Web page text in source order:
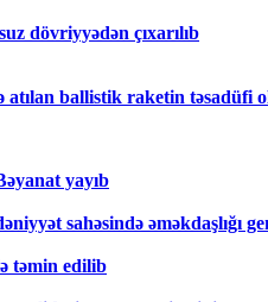
dövriyyədən çıxarılıb
ballistik raketin təsadüfi
yayıb
sahəsində əməkdaşlığı
təmin edilib